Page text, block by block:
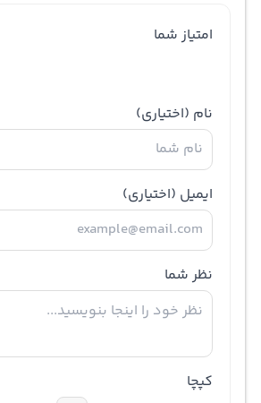
امتیاز شما
نام (اختیاری)
ایمیل (اختیاری)
نظر شما
کپچا